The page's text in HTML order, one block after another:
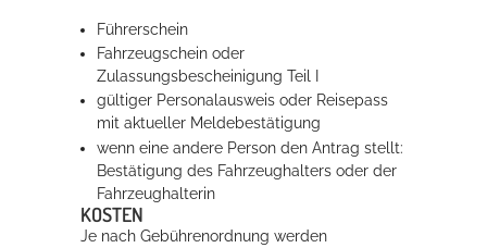
Führerschein
Fahrzeugschein oder
Zulassungsbescheinigung Teil I
gültiger Personalausweis oder Reisepass
mit aktueller Meldebestätigung
wenn eine andere Person den Antrag stellt:
Bestätigung des Fahrzeughalters oder der
Fahrzeughalterin
KOSTEN
Je nach Gebührenordnung werden